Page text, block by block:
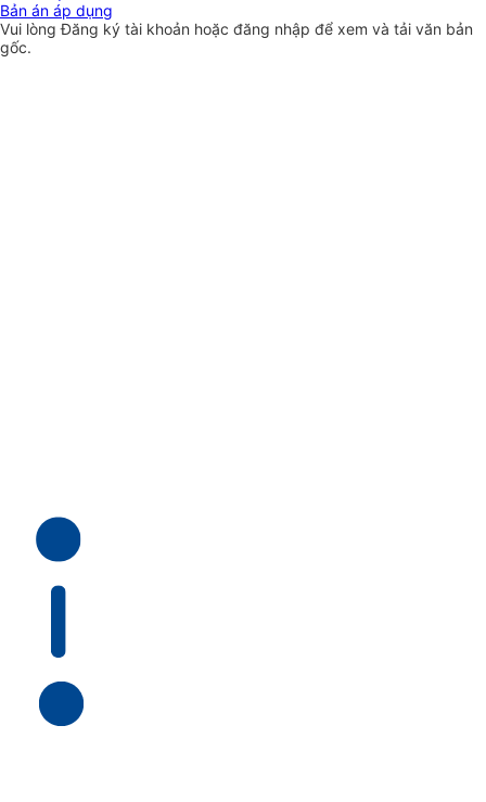
Bản án áp dụng
Vui lòngĐăng ký tài khoản hoặc đăng nhập để xem và tải văn bản
gốc.